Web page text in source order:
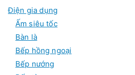
n
Điện gia dụng
Ấm siêu tốc
Bàn là
Bếp hồng ngoại
Bếp nướng